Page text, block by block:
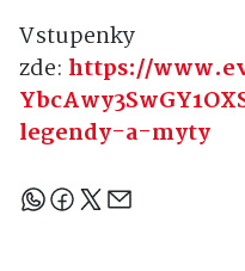
Vstupenky
zde: https://
legendy-a-myty
Sdílejte článek